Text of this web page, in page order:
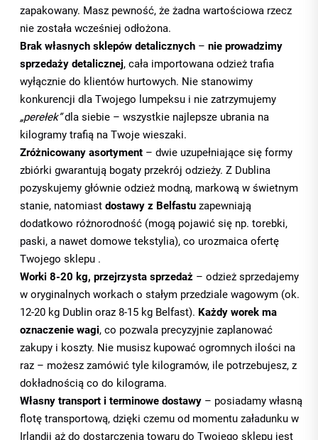
zapakowany. Masz pewność, że żadna wartościowa rzecz
nie została wcześniej odłożona.
Brak własnych sklepów detalicznych –nie prowadzimy
sprzedaży detalicznej, cała importowana odzież trafia
wyłącznie do klientów hurtowych. Nie stanowimy
konkurencji dla Twojego lumpeksu i nie zatrzymujemy
„perełek”dla siebie – wszystkie najlepsze ubrania na
kilogramy trafią na Twoje wieszaki.
Zróżnicowany asortyment – dwie uzupełniające się formy
zbiórki gwarantują bogaty przekrój odzieży. Z Dublina
pozyskujemy głównie odzież modną, markową w świetnym
stanie, natomiastdostawy z Belfastu zapewniają
dodatkowo różnorodność (mogą pojawić się np. torebki,
paski, a nawet domowe tekstylia), co urozmaica ofertę
Twojego sklepu .
Worki 8-20 kg, przejrzysta sprzedaż – odzież sprzedajemy
w oryginalnych workach o stałym przedziale wagowym (ok.
12-20 kg Dublin oraz 8-15 kg Belfast). Każdy worek ma
oznaczenie wagi, co pozwala precyzyjnie zaplanować
zakupy i koszty. Nie musisz kupować ogromnych ilości na
raz – możesz zamówić tyle kilogramów, ile potrzebujesz, z
dokładnością co do kilograma.
Własny transport i terminowe dostawy – posiadamy własną
flotę transportową, dzięki czemu od momentu załadunku w
Irlandii aż do dostarczenia towaru do Twojego sklepu jest